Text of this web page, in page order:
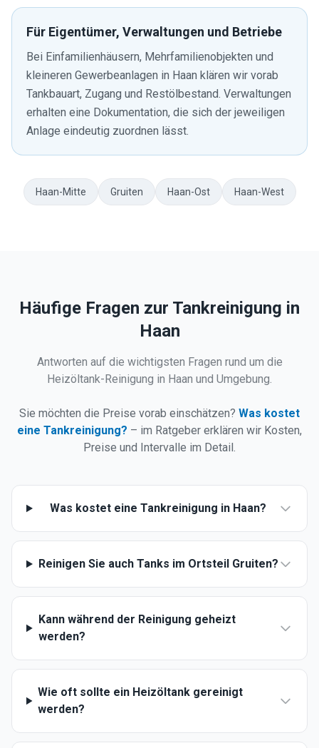
Für Eigentümer, Verwaltungen und Betriebe
Bei Einfamilienhäusern, Mehrfamilienobjekten und
kleineren Gewerbeanlagen in Haan klären wir vorab
Tankbauart, Zugang und Restölbestand. Verwaltungen
erhalten eine Dokumentation, die sich der jeweiligen
Anlage eindeutig zuordnen lässt.
Haan-Mitte Gruiten Haan-Ost Haan-West
Häufige Fragen zur Tankreinigung in
Haan
Antworten auf die wichtigsten Fragen rund um die
Heizöltank-Reinigung in Haan und Umgebung.
Sie möchten die Preise vorab einschätzen? Was kostet
eine Tankreinigung? – im Ratgeber erklären wir Kosten,
Preise und Intervalle im Detail.
Was kostet eine Tankreinigung in Haan?
Reinigen Sie auch Tanks im Ortsteil Gruiten?
Kann während der Reinigung geheizt
werden?
Wie oft sollte ein Heizöltank gereinigt
werden?